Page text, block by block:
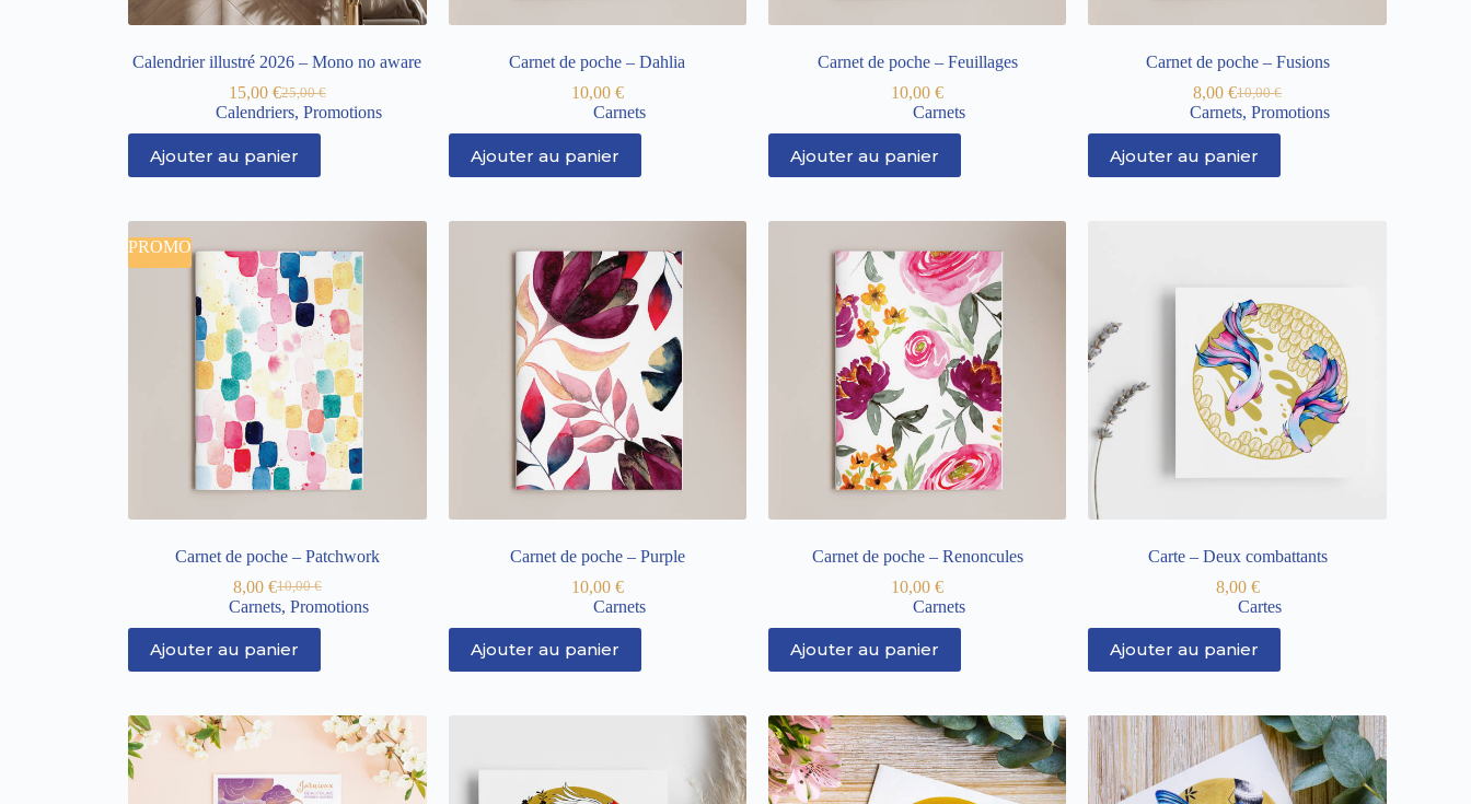
Calendrier illustré 2026 – Mono no aware
25,00€
15,00 €
Calendriers,Promotions
Ajouter au panier
Carnet de poche – Dahlia
10,00 €
Carnets
Ajouter au panier
Carnet de poche – Feuillages
10,00€
Carnets
Ajouter au panier
Carnet de poche – Fusions
10,00€
8,00€
Carnets, Promotions
Ajouter au panier
PROMO
Carnet de poche – Patchwork
10,00€
8,00 €
Carnets,Promotions
Ajouter au panier
Carnet de poche – Purple
10,00 €
Carnets
Ajouter au panier
Carnet de poche – Renoncules
10,00€
Carnets
Ajouter au panier
Carte – Deux combattants
8,00 €
Cartes
Ajouter au panier